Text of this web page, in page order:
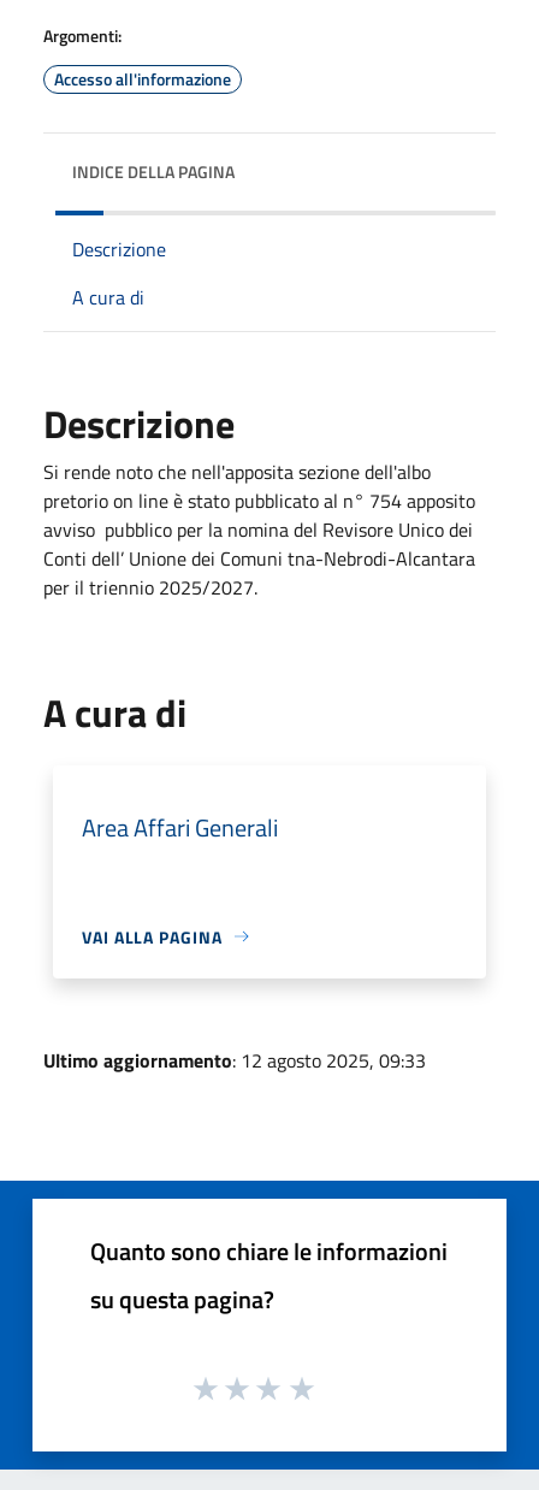
Argomenti:
Accesso all'informazione
INDICE DELLA PAGINA
Descrizione
A cura di
Descrizione
Si rende noto che nell'apposita sezione dell'albo
pretorio on line è stato pubblicato al n° 754 apposito
avviso pubblico per la nomina del Revisore Unico dei
Conti dell’ Unione dei Comuni tna-Nebrodi-Alcantara
per il triennio 2025/2027.
A cura di
Area Affari Generali
VAI ALLA PAGINA
Ultimo aggiornamento: 12 agosto 2025, 09:33
Quanto sono chiare le informazioni
su questa pagina?